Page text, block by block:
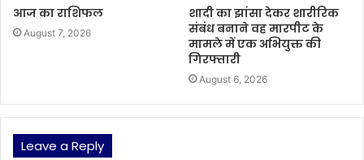
आज का राशिफल
August 7, 2026
शादी का झांसा देकर शारीरिक
संबंध बनाने वह मारपीट के
मामले में एक अभियुक्त की
गिरफ्तारी
August 6, 2026
Leave a Reply